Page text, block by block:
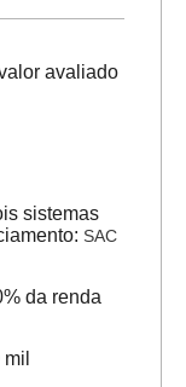
avaliado
sistemas
SAC
da renda